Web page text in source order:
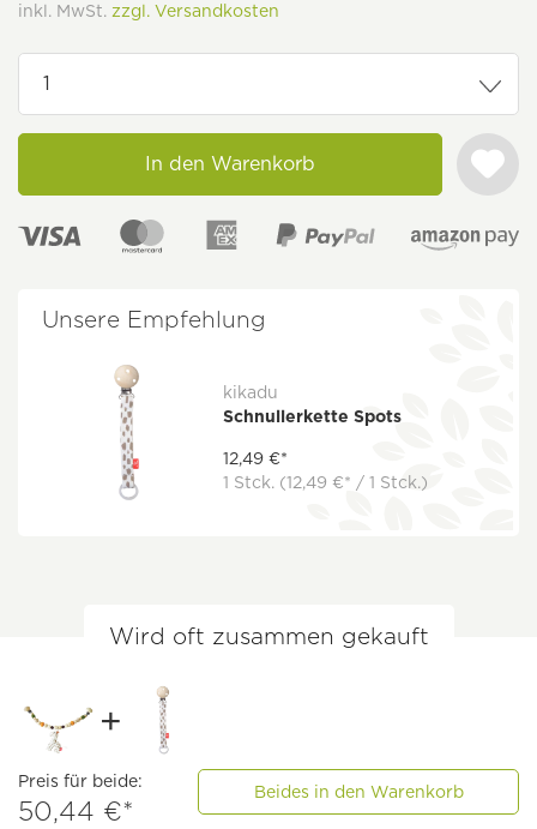
inkl. MwSt. zzgl. Versandkosten
In den Warenkorb
Unsere Empfehlung
kikadu
Schnullerkette Spots
12,49 €*
1 Stck. (12,49 €* / 1 Stck.)
Wird oft zusammen gekauft
Preis für beide:
50,44 €*
Beides in den Warenkorb